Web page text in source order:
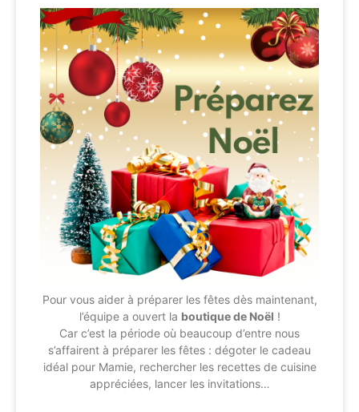
Pour vous aider à préparer les fêtes dès maintenant,
l’équipe a ouvert la boutique de Noël !
Car c’est la période où beaucoup d’entre nous
s’affairent à préparer les fêtes : dégoter le cadeau
idéal pour Mamie, rechercher les recettes de cuisine
appréciées, lancer les invitations…